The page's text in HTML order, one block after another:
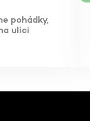
pohádky,
ulici